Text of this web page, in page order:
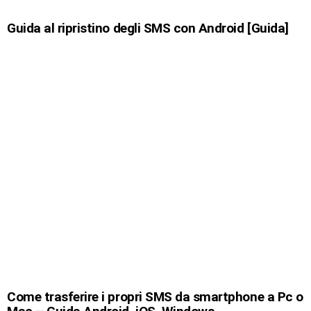
Guida al ripristino degli SMS con Android [Guida]
Come trasferire i propri SMS da smartphone a Pc o